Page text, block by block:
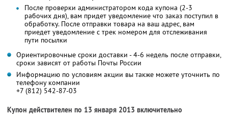
После проверки администратором кода купона (2-3
рабочих дня), вам придет уведомление что заказ поступил в
обработку. После отправки товара на ваш адрес, вам
приедет уведомление с трек номером для отслеживания
пути посылки
Ориентировочные сроки доставки - 4-6 недель после отправки,
сроки зависят от работы Почты России
Информацию по условиям акции вы также можете уточнить по
телефону компании
+7 (812) 542-87-03
Купон действителен по 13 января 2013 включительно